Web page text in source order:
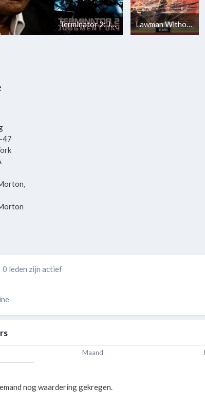
47
Terminator 2: Judgment Day Lawman Without a Gun
0 leden zijn actief
Maand
nog waardering gekregen.